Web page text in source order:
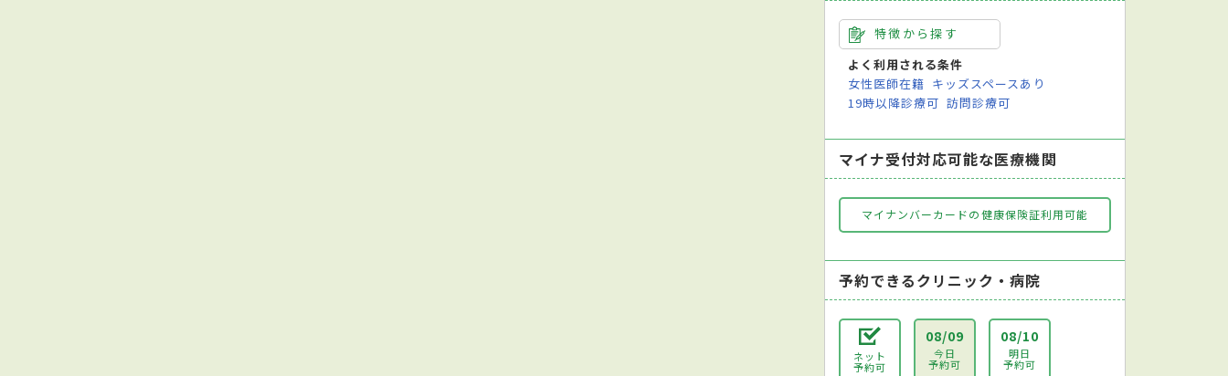
特徴から探す
よく利用される条件
女性医師在籍 キッズスペースあり
19時以降診療可 訪問診療可
マイナ受付対応可能な医療機関
マイナンバーカードの健康保険証利用可能
予約できるクリニック・病院
ネット
予約可
08/09
今日
予約可
08/10
明日
予約可